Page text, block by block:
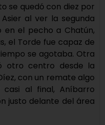
se quedó con diez por
al ver la segunda
en el pecho a Chatún,
el Torde fue capaz de
se agotaba. Otra
otro centro desde la
con un remate algo
al final, Aníbarro
justo delante del área